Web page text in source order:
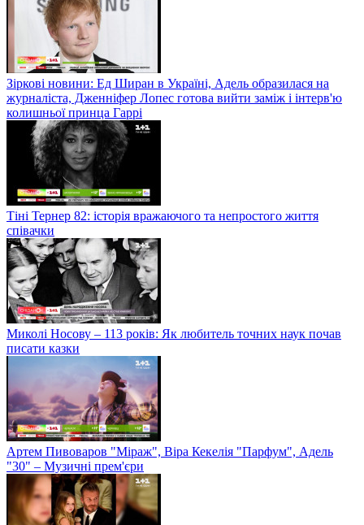
Зіркові новини: Ед Ширан в Україні, Адель образилася на
журналіста, Дженніфер Лопес готова вийти заміж і інтерв'ю
колишньої принца Гаррі
Тіні Тернер 82: історія вражаючого та непростого життя
співачки
Миколі Носову – 113 років: Як любитель точних наук почав
писати казки
Артем Пивоваров "Міраж", Віра Кекелія "Парфум", Адель
"30" – Музичні прем'єри